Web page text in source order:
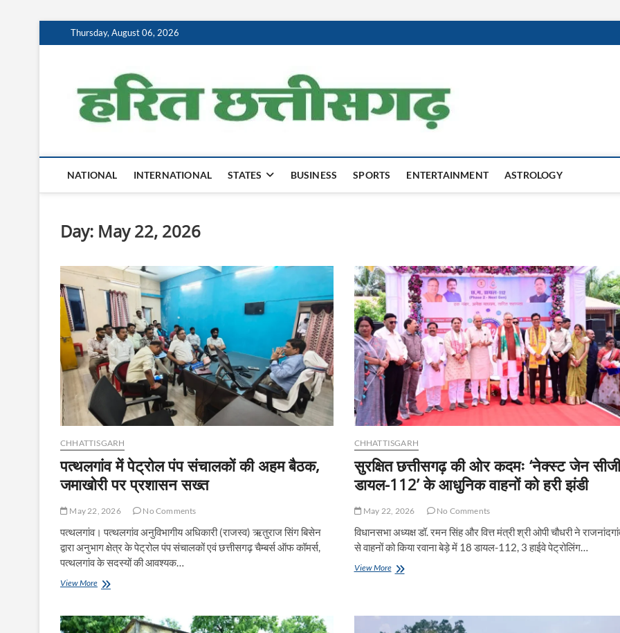
to
Thursday, August 06, 2026
NATIONAL INTERNATIONAL STATES BUSINESS SPORTS ENTERTAINMENT ASTROLOGY
Day: May 22, 2026
CHHATTISGARH
पत्थलगांव में पेट्रोल पंप संचालकों की अहम बैठक,
जमाखोरी पर प्रशासन सख्त
May 22, 2026 No Comments
पत्थलगांव। पत्थलगांव अनुविभागीय अधिकारी (राजस्व) ऋतुराज सिंग बिसेन
द्वारा अनुभाग क्षेत्र के पेट्रोल पंप संचालकों एवं छत्तीसगढ़ चैम्बर्स ऑफ कॉमर्स,
पत्थलगांव के सदस्यों की आवश्यक…
View Moreपत्थलगांव
पंप
CHHATTISGARH
सुरक्षित छत्तीसगढ़ की ओर कदमः ‘नेक्स्ट जेन सीजी
डायल-112’ के आधुनिक वाहनों को हरी झंडी
May 22, 2026 No Comments
विधानसभा अध्यक्ष डॉ. रमन सिंह और वित्त मंत्री श्री ओपी चौधरी ने
से वाहनों को किया रवाना बेड़े में 18 डायल-112, 3 हाईवे पेट्रोलिंग…
View Moreसुरक्षित
कदमः
‘नेक्स्ट